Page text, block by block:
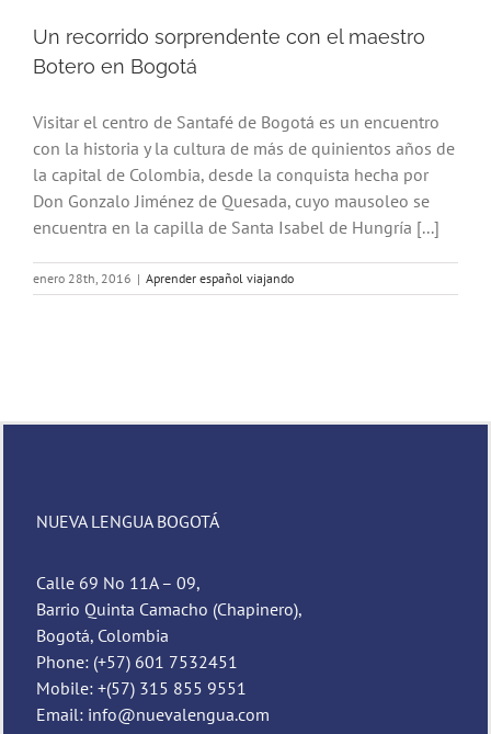
Un recorrido sorprendente con el maestro
Botero en Bogotá
Visitar el centro de Santafé de Bogotá es un encuentro
con la historia y la cultura de más de quinientos años de
la capital de Colombia, desde la conquista hecha por
Don Gonzalo Jiménez de Quesada, cuyo mausoleo se
encuentra en la capilla de Santa Isabel de Hungría [...]
enero 28th, 2016 | Aprender español viajando
NUEVA LENGUA BOGOTÁ
Calle 69 No 11A – 09,
Barrio Quinta Camacho (Chapinero),
Bogotá, Colombia
Phone: (+57) 601 7532451
Mobile: +(57) 315 855 9551
Email: info@nuevalengua.com